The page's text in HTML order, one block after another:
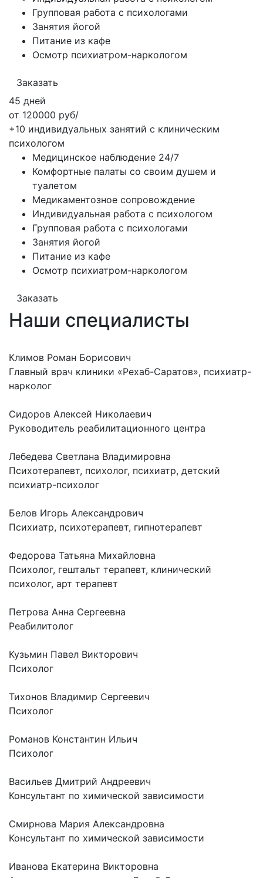
Групповая работа с психологами
Занятия йогой
Питание из кафе
Осмотр психиатром-наркологом
Заказать
45 дней
от 120000 руб/
+10 индивидуальных занятий с клиническим
психологом
Медицинское наблюдение 24/7
Комфортные палаты со своим душем и
туалетом
Медикаментозное сопровождение
Индивидуальная работа с психологом
Групповая работа с психологами
Занятия йогой
Питание из кафе
Осмотр психиатром-наркологом
Заказать
Наши специалисты
Климов Роман Борисович
Главный врач клиники «Рехаб-Саратов», психиатр-
нарколог
Сидоров Алексей Николаевич
Руководитель реабилитационного центра
Лебедева Светлана Владимировна
Психотерапевт, психолог, психиатр, детский
психиатр-психолог
Белов Игорь Александрович
Психиатр, психотерапевт, гипнотерапевт
Федорова Татьяна Михайловна
Психолог, гештальт терапевт, клинический
психолог, арт терапевт
Петрова Анна Сергеевна
Реабилитолог
Кузьмин Павел Викторович
Психолог
Тихонов Владимир Сергеевич
Психолог
Романов Константин Ильич
Психолог
Васильев Дмитрий Андреевич
Консультант по химической зависимости
Смирнова Мария Александровна
Консультант по химической зависимости
Иванова Екатерина Викторовна